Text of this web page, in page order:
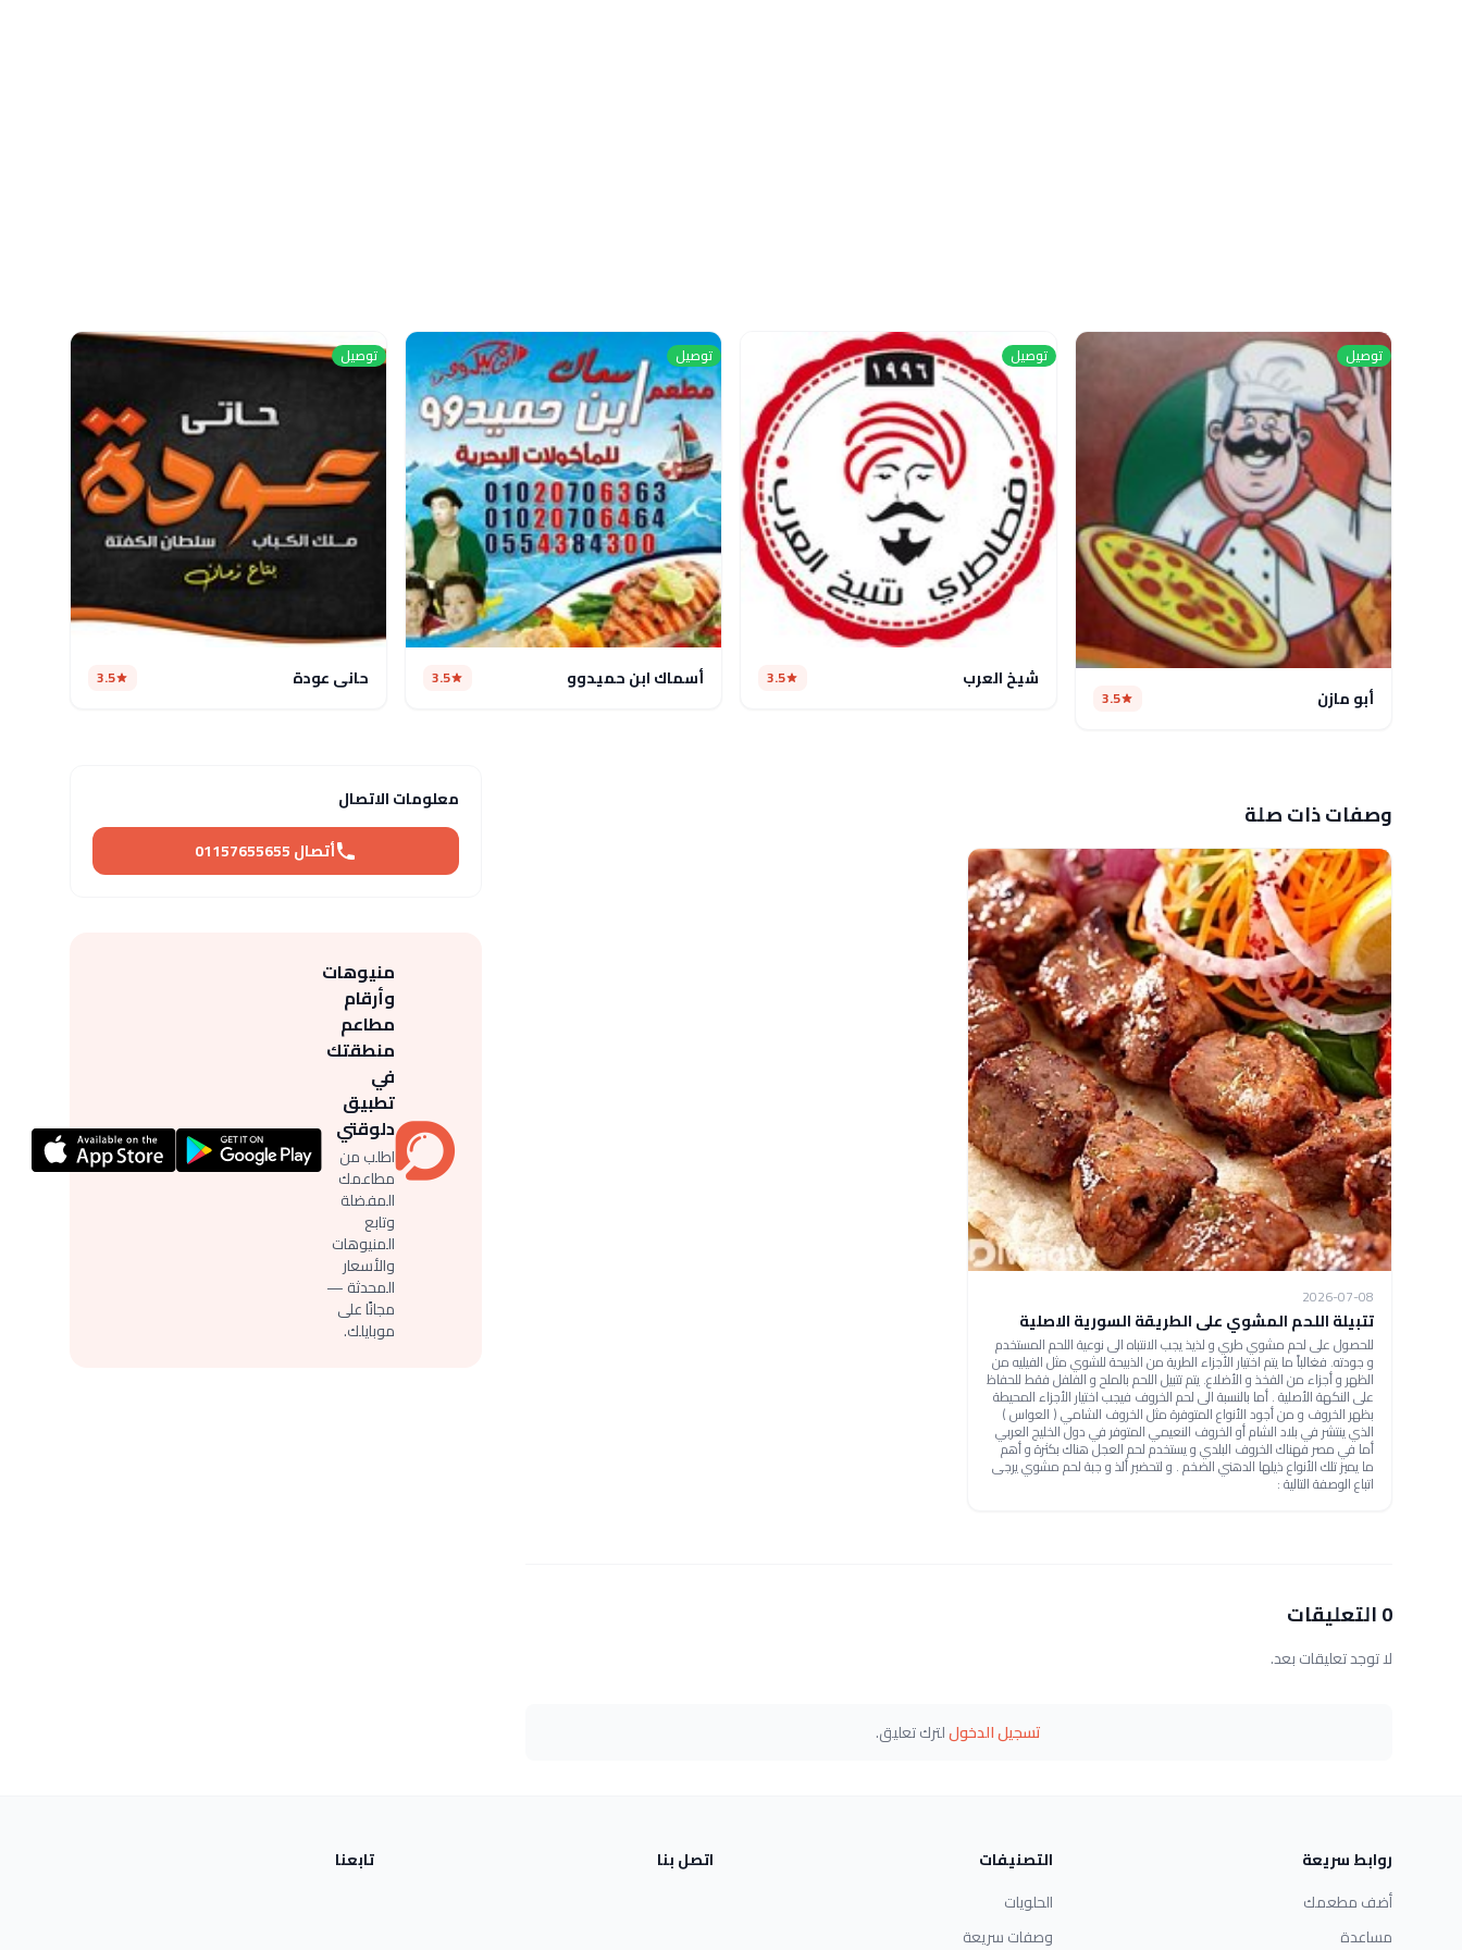
توصيل
أبو مازن 3.5
توصيل
شيخ العرب 3.5
توصيل
أسماك ابن حميدوو 3.5
توصيل
حاني عودة 3.5
وصفات ذات صلة
2026-07-08
تتبيلة اللحم المشوي على الطريقة السورية الاصلية
للحصول على لحم مشوي طري و لذيذ يجب الانتباه الى نوعية اللحم المستخدم
و جودته. فغالباً ما يتم اختيار الأجزاء الطرية من الذبيحة للشوي مثل الفيليه من
الظهر و أجزاء من الفخذ و الأضلاع. يتم تتبيل اللحم بالملح و الفلفل فقط للحفاظ
على النكهة الأصلية . أما بالنسبة الى لحم الخروف فيجب اختيار الأجزاء المحيطة
بظهر الخروف و من أجود الأنواع المتوفرة مثل الخروف الشامي ( العواس )
الذي ينتشر في بلاد الشام أو الخروف النعيمي المتوفر في دول الخليج العربي
أما في مصر فهناك الخروف البلدي و يستخدم لحم العجل هناك بكثرة و أهم
ما يميز تلك الأنواع ذيلها الدهني الضخم . و لتحضير ألذ و جبة لحم مشوي يرجى
اتباع الوصفة التالية :
0 التعليقات
لا توجد تعليقات بعد.
تسجيل الدخوللترك تعليق.
معلومات الاتصال
أتصال 01157655655
منيوهات
وأرقام
مطاعم
منطقتك
في
تطبيق
دلوقتي
اطلب من
مطاعمك
المفضلة
وتابع
المنيوهات
والأسعار
المحدثة —
مجانًا على
موبايلك.
روابط سريعة
أضف مطعمك
مساعدة
التصنيفات
الحلويات
وصفات سريعة
اتصل بنا تابعنا